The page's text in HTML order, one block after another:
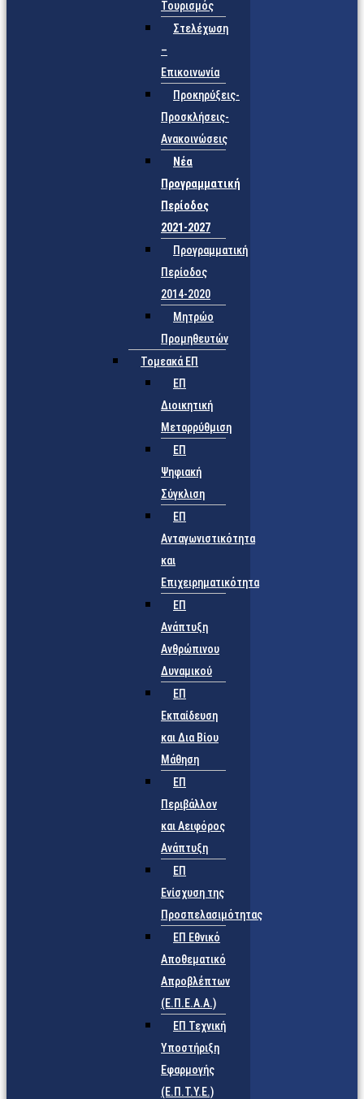
Τουρισμός
Στελέχωση
–
Επικοινωνία
Προκηρύξεις-
Προσκλήσεις-
Ανακοινώσεις
Νέα
Προγραμματική
Περίοδος
2021-2027
Προγραμματική
Περίοδος
2014-2020
Μητρώο
Προμηθευτών
Τομεακά ΕΠ
ΕΠ
Διοικητική
Μεταρρύθμιση
ΕΠ
Ψηφιακή
Σύγκλιση
ΕΠ
Ανταγωνιστικότητα
και
Επιχειρηματικότητα
ΕΠ
Ανάπτυξη
Ανθρώπινου
Δυναμικού
ΕΠ
Εκπαίδευση
και Δια Βίου
Μάθηση
ΕΠ
Περιβάλλον
και Αειφόρος
Ανάπτυξη
ΕΠ
Ενίσχυση της
Προσπελασιμότητας
ΕΠ Εθνικό
Αποθεματικό
Απροβλέπτων
(Ε.Π.Ε.Α.Α.)
ΕΠ Τεχνική
Υποστήριξη
Εφαρμογής
(Ε.Π.Τ.Υ.Ε.)